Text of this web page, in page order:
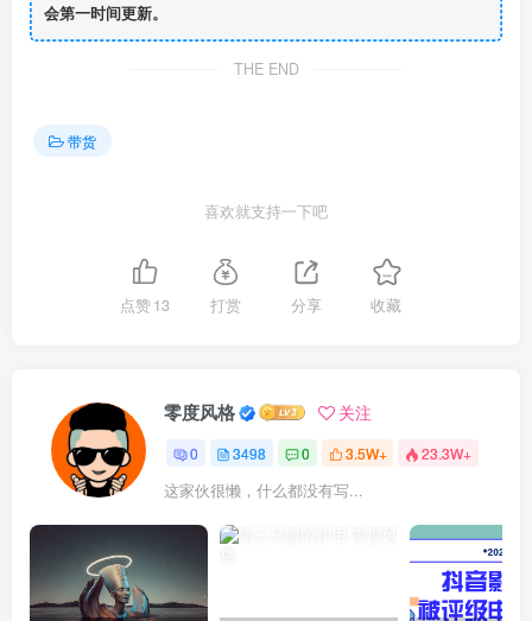
会第一时间更新。
THE END
带货
喜欢就支持一下吧
点赞13 打赏 分享 收藏
零度风格 关注
0 3498 0 3.5W+ 23.3W+
这家伙很懒，什么都没有写...